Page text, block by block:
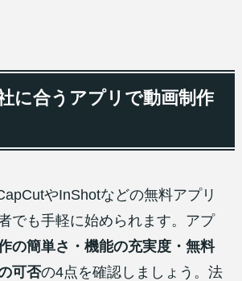
に合うアプリで動画制作
やInShotなどの無料アプリ
でも手軽に始められます。アプ
の簡単さ・機能の充実度・無料
可否の4点を確認しましょう。法